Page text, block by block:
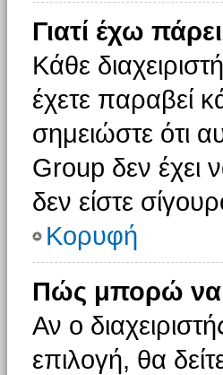
Γιατί έχω
Κάθε
έχετε παραβεί
σημειώστε ότι
Group δεν έχει
δεν είστε
Κορυφή
Πώς μπορώ να
Αν ο
επιλογή, θα